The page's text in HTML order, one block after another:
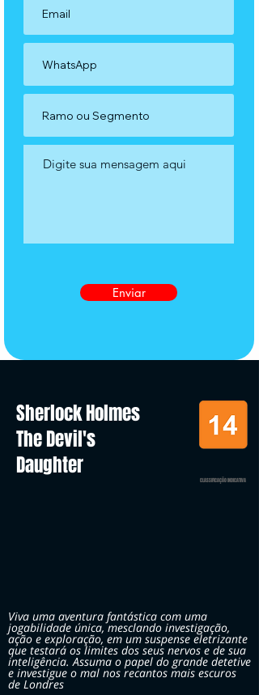
Enviar
Sherlock Holmes
The Devil's
Daughter
CLASSIFICAÇÃO INDICATIVA
Viva uma aventura fantástica com uma
jogabilidade única, mesclando investigação,
ação e exploração, em um suspense eletrizante
que testará os limites dos seus nervos e de sua
inteligência. Assuma o papel do grande detetive
e investigue o mal nos recantos mais escuros
de Londres